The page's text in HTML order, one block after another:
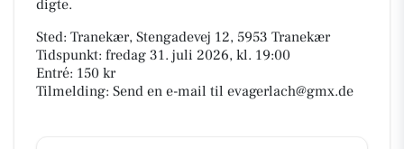
digte.
Sted: Tranekær, Stengadevej 12, 5953 Tranekær
Tidspunkt: fredag 31. juli 2026, kl. 19:00
Entré: 150 kr
Tilmelding: Send en e-mail til evagerlach@gmx.de